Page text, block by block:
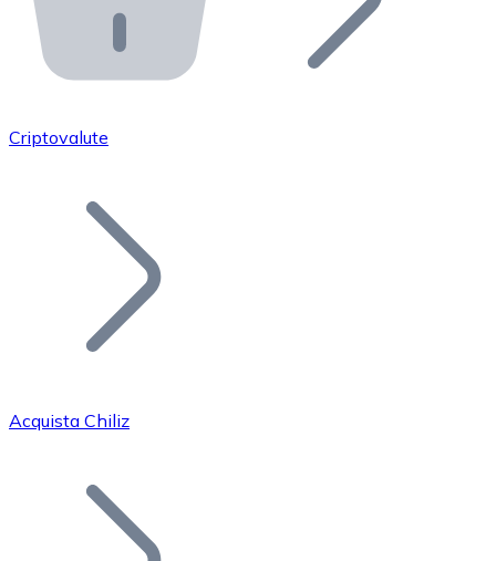
API Bitnovo
Integra la nostra API nel tuo ecosistema.
Unisciti alla nostra rete di rivenditori e
Aggiungi il token del tuo progetto al nostro servizio di
Bitcoin
Criptovalute
Acquista Chiliz